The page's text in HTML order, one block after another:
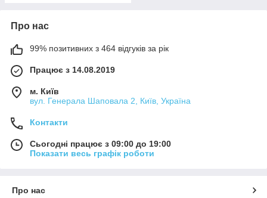
Про нас
99% позитивних з 464 відгуків за рік
Працює з 14.08.2019
м. Київ
вул. Генерала Шаповала 2, Київ, Україна
Контакти
Сьогодні працює з 09:00 до 19:00
Показати весь графік роботи
Про нас